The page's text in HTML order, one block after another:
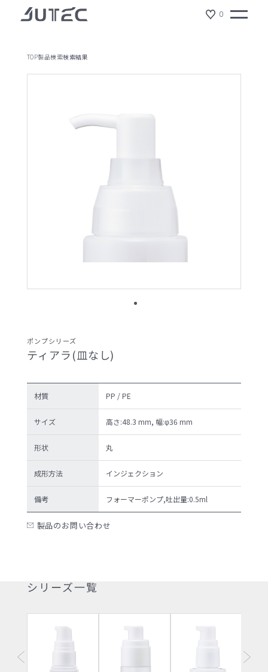
0
サスティナビリティ
お問い合わせ
TOP製品検索検索結果
ポンプシリーズ
ティアラ(皿なし)
材質 PP / PE
サイズ 高さ:48.3 mm, 幅:φ36 mm
形状 丸
成形方法 インジェクション
備考 フォーマーポンプ,吐出量:0.5ml
製品のお問い合わせ
シリーズ一覧